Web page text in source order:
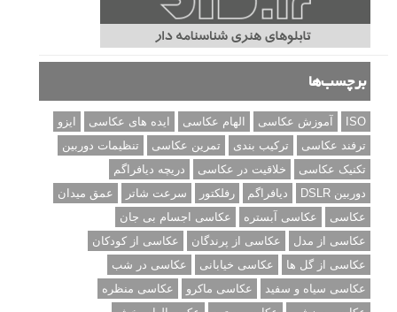
برچسب‌ها
ISO آموزش عکاسی الهام عکاسی ایده های عکاسی
ایزو
ترفند عکاسی
ترکیب بندی تمرین عکاسی
تنظیمات دوربین
تکنیک عکاسی
خلاقیت در عکاسی
دریچه دیافراگم
دوربین DSLR
دیافراگم رفلکتور سرعت شاتر
عمق میدان
عکاسی
عکاسی آبستره
عکاسی اجسام بی جان
عکاسی از مدل
عکاسی از پرندگان
عکاسی از کودکان
عکاسی از گل ها
عکاسی خیابانی
عکاسی در شب
عکاسی سیاه و سفید
عکاسی ماکرو
عکاسی منظره